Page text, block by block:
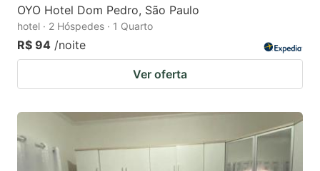
OYO Hotel Dom Pedro, São Paulo
hotel · 2 Hóspedes · 1 Quarto
R$ 94 /noite
Ver oferta